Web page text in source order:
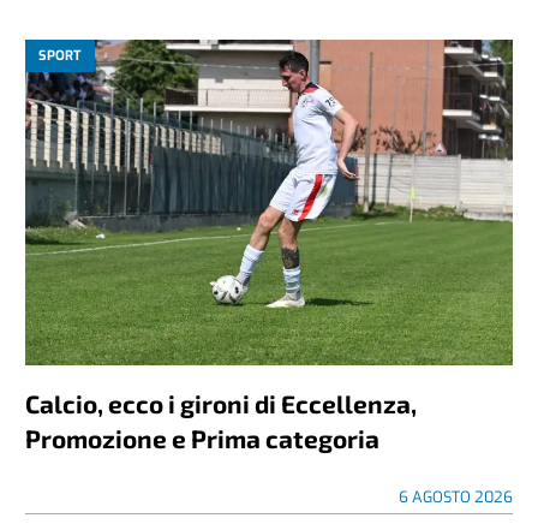
SPORT
Calcio, ecco i gironi di Eccellenza,
Promozione e Prima categoria
6 AGOSTO 2026